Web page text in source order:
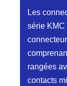
HM
Les
série KMC
rangées
contacts